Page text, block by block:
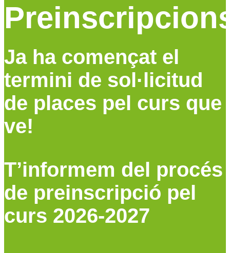
Ja ha començat el
termini de sol·licitud
de places pel curs que
ve!
T’informem del procés
de preinscripció pel
curs 2026-2027